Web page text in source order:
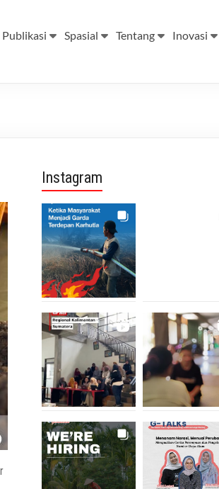
Publikasi Spasial Tentang Inovasi
Instagram